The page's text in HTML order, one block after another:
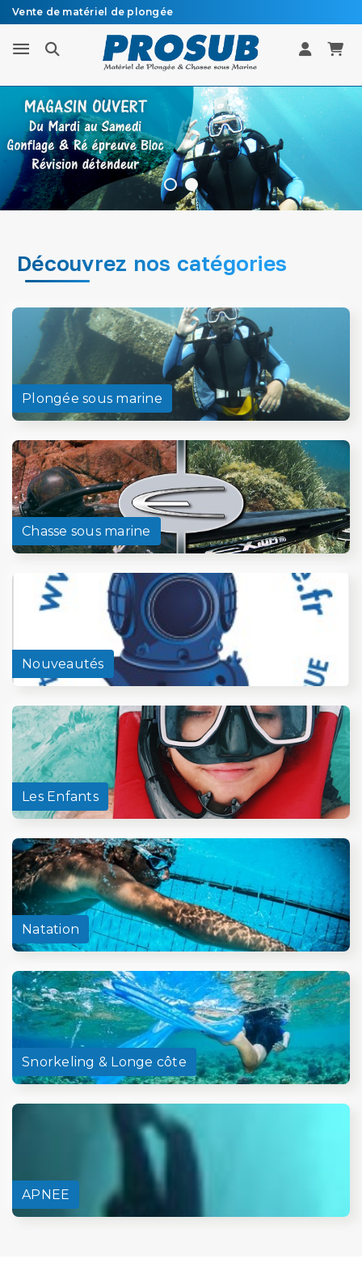
Vente de matériel de plongée
Livraison sous 48h à 72h en colissimo recommandé
Spécialiste matériel de plongée et chasse sous marine
Découvrez nos catégories
Plongée sous marine
Chasse sous marine
Nouveautés
Les Enfants
Natation
Snorkeling & Longe côte
APNEE